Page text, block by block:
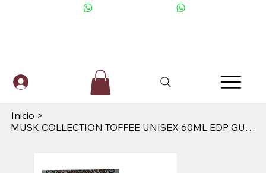
Inicio >
MUSK COLLECTION TOFFEE UNISEX 60ML EDP GULF ORQUID